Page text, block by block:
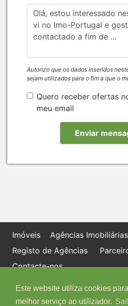
Este website utiliza cookies
melhor serviço ao utilizador.
Autorizo que os dados inseridos
sejam utilizados para o fim a que o
Quero receber ofertas
meu email
Imóveis
Agências Imobiliárias
Registo de Agências
Contacte-nos
Política de proteção de dados
Livro de Reclamações online